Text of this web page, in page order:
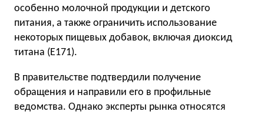
особенно молочной продукции и детского
питания, а также ограничить использование
некоторых пищевых добавок, включая диоксид
титана (E171).
В правительстве подтвердили получение
обращения и направили его в профильные
ведомства. Однако эксперты рынка относятся